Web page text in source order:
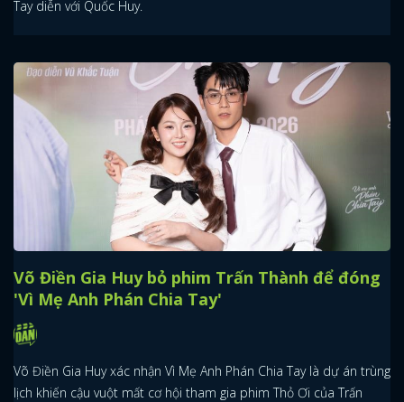
Tay diễn với Quốc Huy.
Võ Điền Gia Huy bỏ phim Trấn Thành để đóng
'Vì Mẹ Anh Phán Chia Tay'
Võ Điền Gia Huy xác nhận Vì Mẹ Anh Phán Chia Tay là dự án trùng
lịch khiến cậu vuột mất cơ hội tham gia phim Thỏ Ơi của Trấn